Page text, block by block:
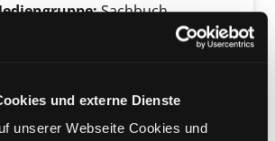
und externe Dienste
unserer Webseite Cookies und
Sachbuch
als Download] /
und bearb. von der Red.